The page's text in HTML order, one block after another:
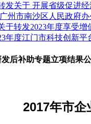
发关于 开展省级促进
州市南沙区人民政府
于转发2023年度享受
年度江门市科技创新平
后补助专题立项结果
2017年市企